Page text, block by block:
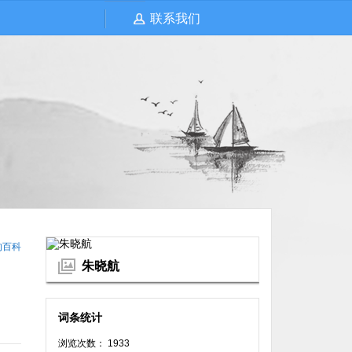
联系我们
朱晓航
词条统计
浏览次数： 1933
百科